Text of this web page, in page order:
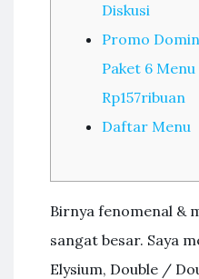
Diskusi
Promo
Paket 6
Rp157ribuan
Daftar Menu
Birnya fenomenal &
sangat besar. Saya
Elysium, Double /